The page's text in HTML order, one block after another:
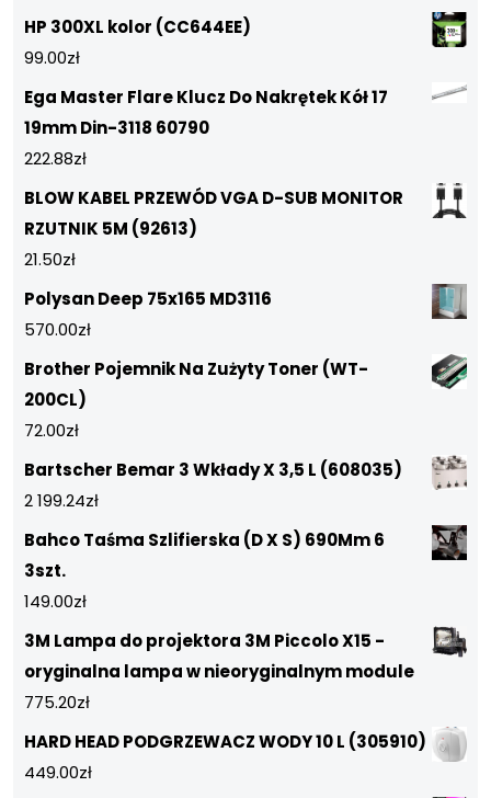
HP 300XL kolor (CC644EE)
99.00zł
Ega Master Flare Klucz Do Nakrętek Kół 17
19mm Din-3118 60790
222.88zł
BLOW KABEL PRZEWÓD VGA D-SUB MONITOR
RZUTNIK 5M (92613)
21.50zł
Polysan Deep 75x165 MD3116
570.00zł
Brother Pojemnik Na Zużyty Toner (WT-
200CL)
72.00zł
Bartscher Bemar 3 Wkłady X 3,5 L (608035)
2 199.24zł
Bahco Taśma Szlifierska (D X S) 690Mm 6
3szt.
149.00zł
3M Lampa do projektora 3M Piccolo X15 -
oryginalna lampa w nieoryginalnym module
775.20zł
HARD HEAD PODGRZEWACZ WODY 10 L (305910)
449.00zł